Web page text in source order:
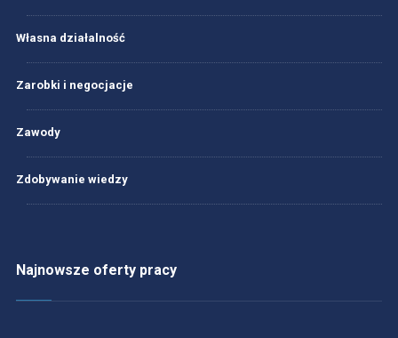
Własna działalność
Zarobki i negocjacje
Zawody
Zdobywanie wiedzy
Najnowsze oferty pracy